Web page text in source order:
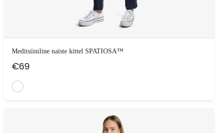
Meditsiiniline naiste kittel SPATIOSA™
€69